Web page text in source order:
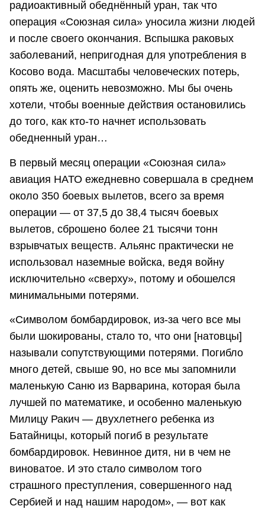
радиоактивный обеднённый уран, так что
операция «Союзная сила» уносила жизни людей
и после своего окончания. Вспышка раковых
заболеваний, непригодная для употребления в
Косово вода. Масштабы человеческих потерь,
опять же, оценить невозможно. Мы бы очень
хотели, чтобы военные действия остановились
до того, как кто-то начнет использовать
обедненный уран…
В первый месяц операции «Союзная сила»
авиация НАТО ежедневно совершала в среднем
около 350 боевых вылетов, всего за время
операции — от 37,5 до 38,4 тысяч боевых
вылетов, сброшено более 21 тысячи тонн
взрывчатых веществ. Альянс практически не
использовал наземные войска, ведя войну
исключительно «сверху», потому и обошелся
минимальными потерями.
«Символом бомбардировок, из-за чего все мы
были шокированы, стало то, что они [натовцы]
называли сопутствующими потерями. Погибло
много детей, свыше 90, но все мы запомнили
маленькую Саню из Варварина, которая была
лучшей по математике, и особенно маленькую
Милицу Ракич — двухлетнего ребенка из
Батайницы, который погиб в результате
бомбардировок. Невинное дитя, ни в чем не
виноватое. И это стало символом того
страшного преступления, совершенного над
Сербией и над нашим народом», — вот как